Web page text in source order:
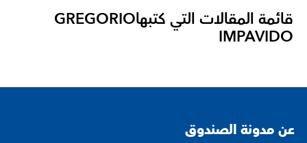
قائمة المقالات التي كتبهاGREGORIO
IMPAVIDO
عن مدونة الصندوق